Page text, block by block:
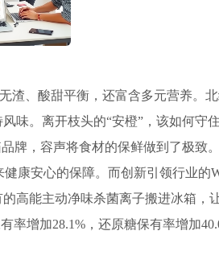
、酸甜平衡，还富含多元营养。
。离开枝头的“安橙”，该如何守
，容声将食材的保鲜做到了极致
康安心的保障。而创新引领行业
高能主动净味杀菌离子搬进冰箱，
增加28.1%，还原糖保有率增加